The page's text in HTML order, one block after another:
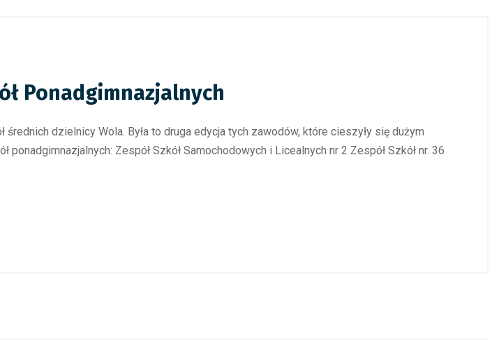
Ponadgimnazjalnych
dzielnicy Wola. Była to druga edycja tych zawodów, które cieszyły się dużym
Zespół Szkół Samochodowych i Licealnych nr 2 Zespół Szkół nr. 36